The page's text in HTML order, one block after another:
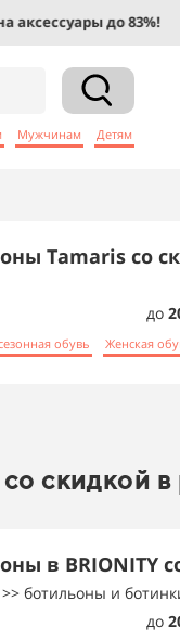
до 83%!
Мужчинам Детям
Tamaris со
до
обувь Женская
скидкой в
в BRIONITY
>> ботильоны и
до